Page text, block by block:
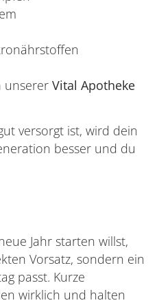
unserer Vital Apotheke
versorgt ist, wird dein
besser und du
Jahr starten willst,
Vorsatz, sondern ein
passt. Kurze
wirklich und halten